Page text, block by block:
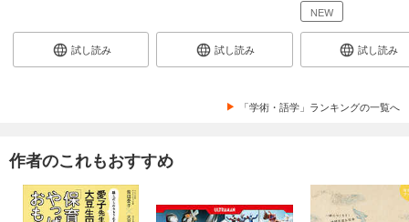
試し読み 試し読み
NEW
試し読み
「学術・語学」ランキングの一覧へ
作者のこれもおすすめ